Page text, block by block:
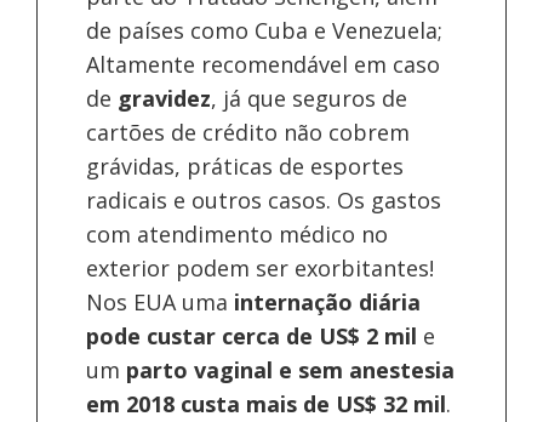
de países como Cuba e Venezuela;
Altamente recomendável em caso
de gravidez, já que seguros de
cartões de crédito não cobrem
grávidas, práticas de esportes
radicais e outros casos. Os gastos
com atendimento médico no
exterior podem ser exorbitantes!
Nos EUA uma internação diária
pode custar cerca de US$ 2 mil e
um parto vaginal e sem anestesia
em 2018 custa mais de US$ 32 mil.